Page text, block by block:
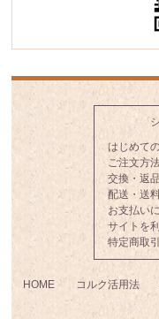
はじめて
ご注文方
交換・返
配送・送
お支払い
サイトを
特定商取
HOME コルク活用法